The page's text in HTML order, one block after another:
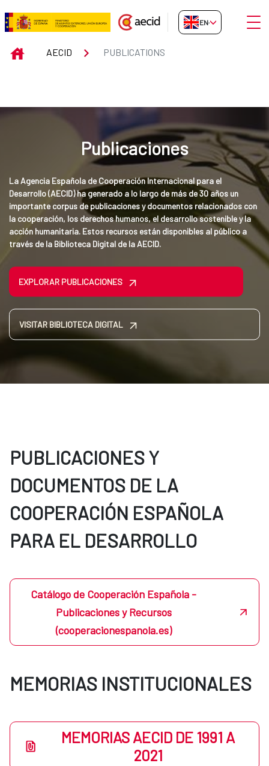
Skip to Main Content
Publications
EN-GB
INICIOAECID PUBLICATIONS
Publicaciones
La Agencia Española de Cooperación Internacional para el
Desarrollo (AECID) ha generado a lo largo de más de 30 años un
importante corpus de publicaciones y documentos relacionados con
la cooperación, los derechos humanos, el desarrollo sostenible y la
acción humanitaria. Estos recursos están disponibles al público a
través de la Biblioteca Digital de la AECID.
EXPLORAR PUBLICACIONES
VISITAR BIBLIOTECA DIGITAL
PUBLICACIONES Y
DOCUMENTOS DE LA
COOPERACIÓN ESPAÑOLA
PARA EL DESARROLLO
Catálogo de Cooperación Española -
Publicaciones y Recursos
(cooperacionespanola.es)
MEMORIAS INSTITUCIONALES
MEMORIAS AECID DE 1991 A
2021